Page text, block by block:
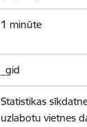
1 minūte
_gid
Statistikas
uzlabotu vietnes